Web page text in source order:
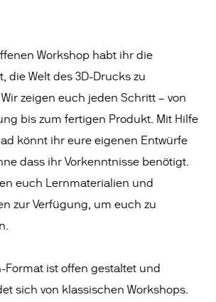
Workshop habt ihr die
die Welt des 3D-Drucks zu
zeigen euch jeden Schritt – von
bis zum fertigen Produkt. Mit Hilfe
könnt ihr eure eigenen Entwürfe
dass ihr Vorkenntnisse benötigt.
euch Lernmaterialien und
zur Verfügung, um euch zu
Format ist offen gestaltet und
sich von klassischen Workshops.